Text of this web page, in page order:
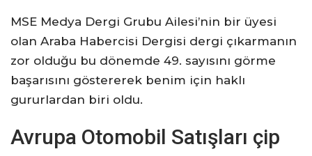
MSE Medya Dergi Grubu Ailesi’nin bir üyesi
olan Araba Habercisi Dergisi dergi çıkarmanın
zor olduğu bu dönemde 49. sayısını görme
başarısını göstererek benim için haklı
gururlardan biri oldu.
Avrupa Otomobil Satışları çip